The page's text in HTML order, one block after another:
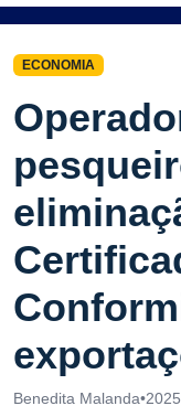
ECONOMIA
Benedita Malanda•